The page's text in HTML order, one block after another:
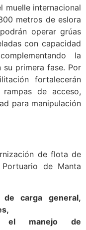
muelle internacional
metros de eslora
operar grúas
con capacidad
la
primera fase. Por
fortalecerán
de acceso,
para manipulación
de flota de
Portuario de Manta
de carga general,
el manejo de